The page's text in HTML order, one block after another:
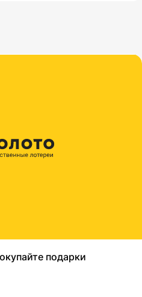
подарки